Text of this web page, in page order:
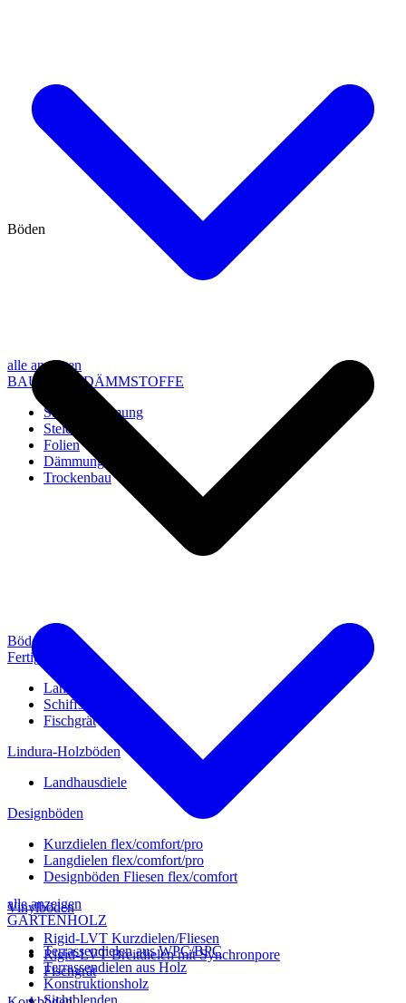
alle anzeigen
BAU- UND DÄMMSTOFFE
Steico Dämmung
Steico Zubehör
Folien
Dämmung
Trockenbau
alle anzeigen
GARTENHOLZ
Terrassendielen aus WPC/BPC
Terrassendielen aus Holz
Konstruktionsholz
Sichtblenden
Böden
Böden
Fertigparkett
Landhausdiele
Schiffsboden
Fischgrät
Lindura-Holzböden
Landhausdiele
Designböden
Kurzdielen flex/comfort/pro
Langdielen flex/comfort/pro
Designböden Fliesen flex/comfort
Vinylböden
Rigid-LVT Kurzdielen/Fliesen
Rigid-LVT Breitdielen mit Synchronpore
Fischgrät